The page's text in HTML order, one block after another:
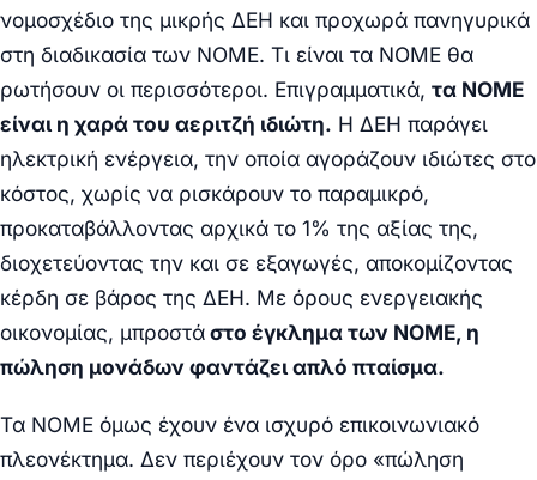
νομοσχέδιο της μικρής ΔΕΗ και προχωρά πανηγυρικά
στη διαδικασία των ΝΟΜΕ. Τι είναι τα ΝΟΜΕ θα
ρωτήσουν οι περισσότεροι. Επιγραμματικά, τα ΝΟΜΕ
είναι η χαρά του αεριτζή ιδιώτη. Η ΔΕΗ παράγει
ηλεκτρική ενέργεια, την οποία αγοράζουν ιδιώτες στο
κόστος, χωρίς να ρισκάρουν το παραμικρό,
προκαταβάλλοντας αρχικά το 1% της αξίας της,
διοχετεύοντας την και σε εξαγωγές, αποκομίζοντας
κέρδη σε βάρος της ΔΕΗ. Με όρους ενεργειακής
οικονομίας, μπροστάστο έγκλημα των ΝΟΜΕ, η
πώληση μονάδων φαντάζει απλό πταίσμα.
Τα ΝΟΜΕ όμως έχουν ένα ισχυρό επικοινωνιακό
πλεονέκτημα. Δεν περιέχουν τον όρο «πώληση